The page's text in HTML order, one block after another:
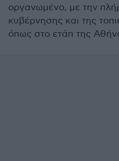
οργανωμένο, με την
κυβέρνησης και της
όπως στο ετάπ της